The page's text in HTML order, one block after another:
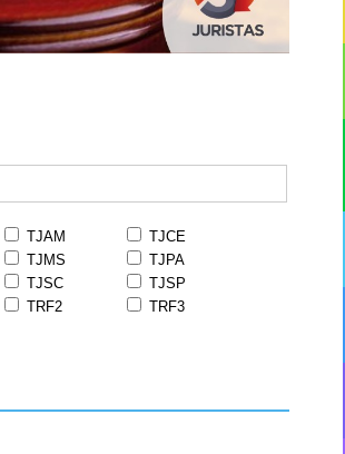
TJAM
TJCE
TJMS
TJPA
TJSC
TJSP
TRF2
TRF3